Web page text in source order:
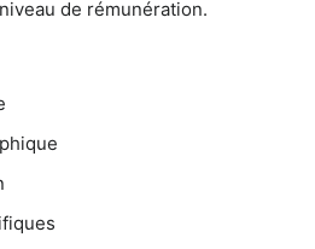
de rémunération.